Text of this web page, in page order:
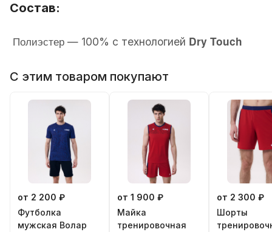
Состав:
Полиэстер — 100% с технологией Dry Touch
С этим товаром покупают
от 2 200 ₽
Футболка
мужская Волар
от 1 900 ₽
Майка
тренировочная
от 2 300 ₽
Шорты